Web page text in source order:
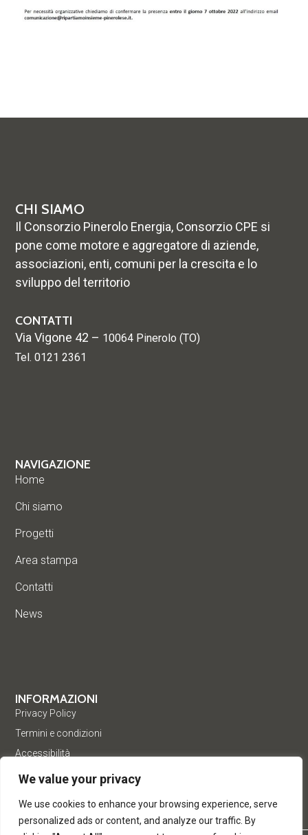
We value your privacy
We use cookies to enhance your browsing experience, serve
personalized ads or content, and analyze our traffic. By
CHI SIAMO
Il Consorzio Pinerolo Energia, Consorzio CPE si
pone come motore e aggregatore di aziende,
associazioni, enti, comuni per la crescita e lo
sviluppo del territorio
CONTATTI
Via Vigone 42 – 10064 Pinerolo (TO)
Tel. 0121 2361
NAVIGAZIONE
Home
Chi siamo
Progetti
Area stampa
Contatti
News
INFORMAZIONI
Privacy Policy
Termini e condizioni
Accessibilità